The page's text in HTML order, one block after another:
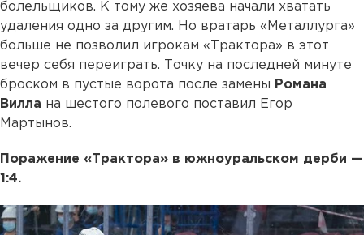
болельщиков. К тому же хозяева начали хватать
удаления одно за другим. Но вратарь «Металлурга»
больше не позволил игрокам «Трактора» в этот
вечер себя переиграть. Точку на последней минуте
броском в пустые ворота после замены Романа
Вилла на шестого полевого поставил Егор
Мартынов.
Поражение «Трактора» в южноуральском дерби —
1:4.